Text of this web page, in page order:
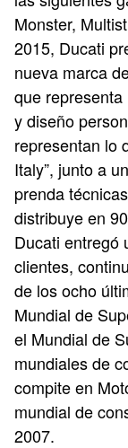
Monster,
2015, Ducati
nueva marca
que
y diseño
representan lo
Italy”, junto a
prenda
distribuye en
Ducati entregó
clientes,
de los ocho
Mundial de
el Mundial de
mundiales de
compite en
mundial de
2007.